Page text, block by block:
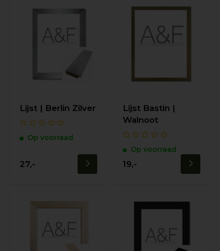
Lijst | Berlin Zilver
Op voorraad
27,-
Lijst Bastin |
Walnoot
Op voorraad
19,-